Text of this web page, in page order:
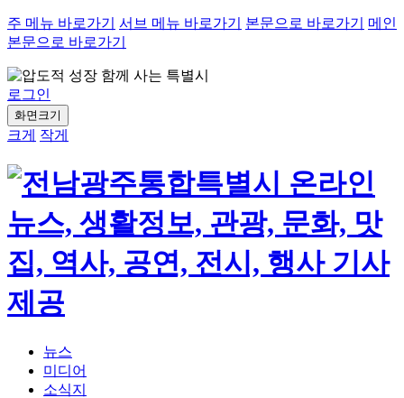
주 메뉴 바로가기 서브 메뉴 바로가기 본문으로 바로가기
메인
본문으로 바로가기
로그인
화면크기
크게 작게
뉴스
미디어
소식지